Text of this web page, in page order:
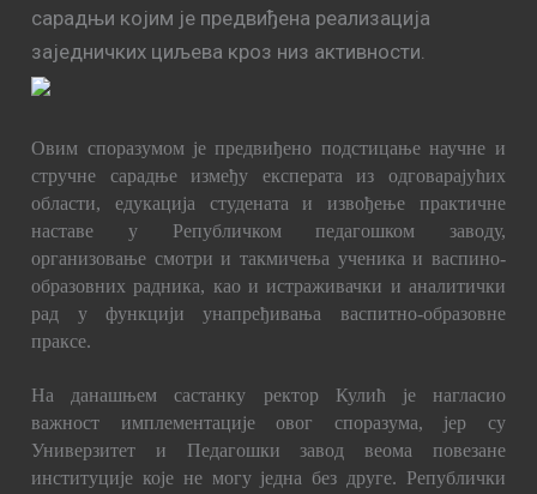
сарадњи којим је предвиђена реализација
заједничких циљева кроз низ активности.
Овим споразумом је предвиђено подстицање научне и
стручне сарадње између експерата из одговарајућих
области, едукација студената и извођење практичне
наставе у Републичком педагошком заводу,
организовање смотри и такмичења ученика и васпино-
образовних радника, као и истраживачки и аналитички
рад у функцији унапређивања васпитно-образовне
праксе.
На данашњем састанку ректор Кулић је нагласио
важност имплементације овог споразума, јер су
Универзитет и Педагошки завод веома повезане
институције које не могу једна без друге. Републички